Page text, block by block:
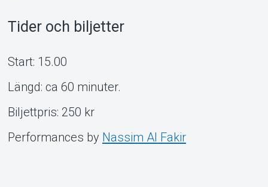
Tider och biljetter
Start: 15.00
Längd: ca 60 minuter.
Biljettpris: 250 kr
Performances by Nassim Al Fakir